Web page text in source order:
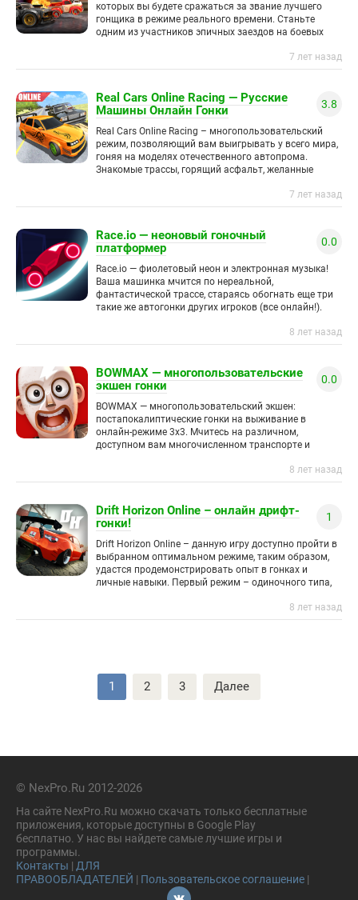
которых вы будете сражаться за звание лучшего
гонщика в режиме реального времени. Станьте
одним из участников эпичных заездов на боевых
7 лет назад
Real Cars Online Racing — Русские
Машины Онлайн Гонки
3.8
Real Cars Online Racing – многопользовательский
режим, позволяющий вам выигрывать у всего мира,
гоняя на моделях отечественного автопрома.
Знакомые трассы, горящий асфальт, желанные
7 лет назад
Race.io — неоновый гоночный
платформер
0.0
Race.io — фиолетовый неон и электронная музыка!
Ваша машинка мчится по нереальной,
фантастической трассе, стараясь обогнать еще три
такие же автогонки других игроков (все онлайн!).
8 лет назад
BOWMAX — многопользовательские
экшен гонки
0.0
BOWMAX — многопользовательский экшен:
постапокалиптические гонки на выживание в
онлайн-режиме 3х3. Мчитесь на различном,
доступном вам многочисленном транспорте и
8 лет назад
Drift Horizon Online – онлайн дрифт-
гонки!
1
Drift Horizon Online – данную игру доступно пройти в
выбранном оптимальном режиме, таким образом,
удастся продемонстрировать опыт в гонках и
личные навыки. Первый режим – одиночного типа,
8 лет назад
1 2 3 Далее
© NexPro.Ru 2012-2026
На сайте NexPro.Ru можно скачать только бесплатные
приложения, которые доступны в Google Play
бесплатно. У нас вы найдете самые лучшие игры и
программы.
Контакты | ДЛЯ
ПРАВООБЛАДАТЕЛЕЙ | Пользовательское соглашение |